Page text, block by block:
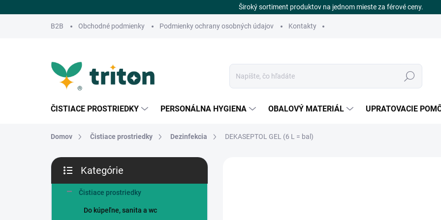
na
Široký sortiment produktov na jednom mieste za férové ceny.
B2B Obchodné podmienky Podmienky ochrany osobných údajov Kontakty
Hľadať
ČISTIACE PROSTRIEDKY PERSONÁLNA HYGIENA OBALOVÝ MATERIÁL UPRATOVACIE
Domov Čistiace prostriedky Dezinfekcia DEKASEPTOL GEL (6 L = bal)
B
č
kategórie
Kategórie
Čistiace prostriedky
Do kúpeľne, sanita a wc